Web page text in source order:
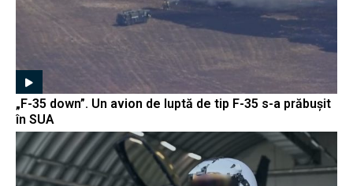
„F-35 down”. Un avion de luptă de tip F-35 s-a prăbușit
în SUA